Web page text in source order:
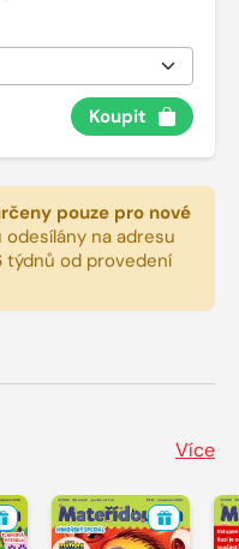
Koupit
pouze pro nové
odesílány na adresu
týdnů od provedení
Více